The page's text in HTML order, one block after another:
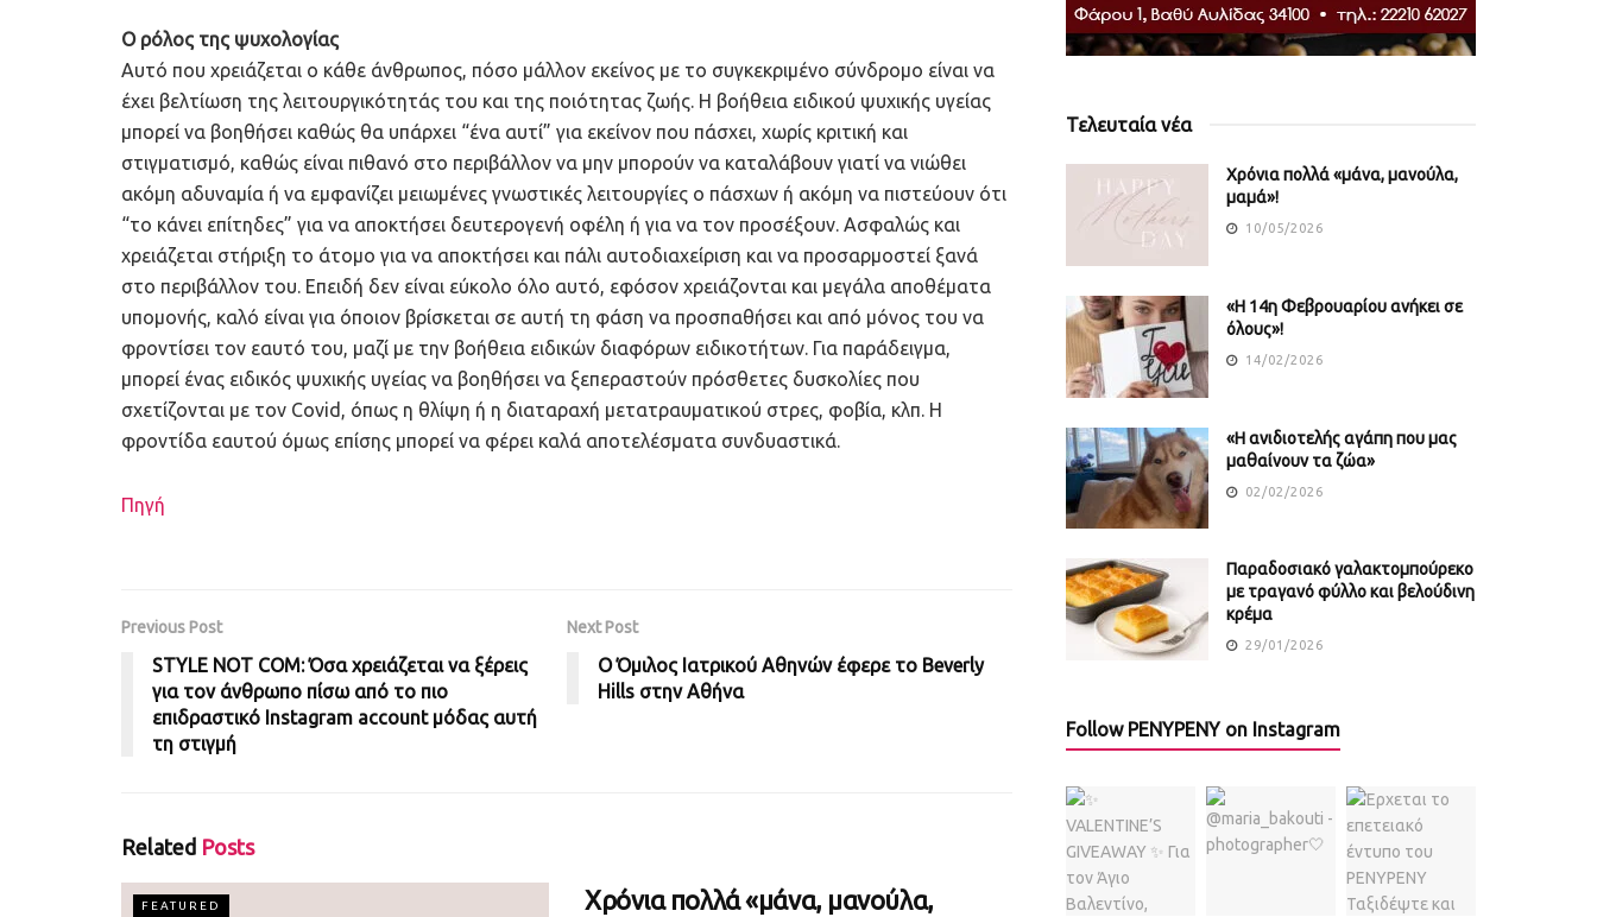
Ο ρόλος της ψυχολογίας
Αυτό που χρειάζεται ο κάθε άνθρωπος, πόσο μάλλον εκείνος με το συγκεκριμένο σύνδρομο είναι να
έχει βελτίωση της λειτουργικότητάς του και της ποιότητας ζωής. Η βοήθεια ειδικού ψυχικής υγείας
μπορεί να βοηθήσει καθώς θα υπάρχει “ένα αυτί” για εκείνον που πάσχει, χωρίς κριτική και
στιγματισμό, καθώς είναι πιθανό στο περιβάλλον να μην μπορούν να καταλάβουν γιατί να νιώθει
ακόμη αδυναμία ή να εμφανίζει μειωμένες γνωστικές λειτουργίες ο πάσχων ή ακόμη να πιστεύουν ότι
“το κάνει επίτηδες” για να αποκτήσει δευτερογενή οφέλη ή για να τον προσέξουν. Ασφαλώς και
χρειάζεται στήριξη το άτομο για να αποκτήσει και πάλι αυτοδιαχείριση και να προσαρμοστεί ξανά
στο περιβάλλον του. Επειδή δεν είναι εύκολο όλο αυτό, εφόσον χρειάζονται και μεγάλα αποθέματα
υπομονής, καλό είναι για όποιον βρίσκεται σε αυτή τη φάση να προσπαθήσει και από μόνος του να
φροντίσει τον εαυτό του, μαζί με την βοήθεια ειδικών διαφόρων ειδικοτήτων. Για παράδειγμα,
μπορεί ένας ειδικός ψυχικής υγείας να βοηθήσει να ξεπεραστούν πρόσθετες δυσκολίες που
σχετίζονται με τον Covid, όπως η θλίψη ή η διαταραχή μετατραυματικού στρες, φοβία, κλπ. Η
φροντίδα εαυτού όμως επίσης μπορεί να φέρει καλά αποτελέσματα συνδυαστικά.
Πηγή
Previous Post
STYLE NOT COM: Όσα χρειάζεται να ξέρεις
για τον άνθρωπο πίσω από το πιο
επιδραστικό Instagram account μόδας αυτή
τη στιγμή
Next Post
Ο Όμιλος Ιατρικού Αθηνών έφερε το Βeverly
Hills στην Αθήνα
Related Posts
FEATURED
Χρόνια πολλά «μάνα, μανούλα,
Τελευταία νέα
Χρόνια πολλά «μάνα, μανούλα,
μαμά»!
10/05/2026
«Η 14η Φεβρουαρίου ανήκει σε
όλους»!
14/02/2026
«Η ανιδιοτελής αγάπη που μας
μαθαίνουν τα ζώα»
02/02/2026
Παραδοσιακό γαλακτομπούρεκο
με τραγανό φύλλο και βελούδινη
κρέμα
29/01/2026
Follow PENYPENY on Instagram